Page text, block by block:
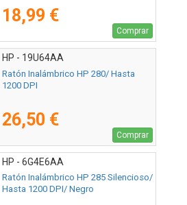
18,99 €
Comprar
HP - 19U64AA
Ratón Inalámbrico HP 280/ Hasta
1200 DPI
26,50 €
Comprar
HP - 6G4E6AA
Ratón Inalámbrico HP 285 Silencioso/
Hasta 1200 DPI/ Negro